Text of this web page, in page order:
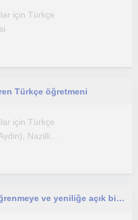
için Türkçe
Türkçe öğretmeni
için Türkçe
Nazilli...
İlerleme odaklı , yeni şeyler öğrenmeye ve yeniliğe açık birisiyim